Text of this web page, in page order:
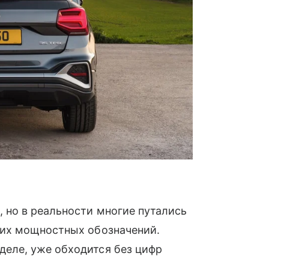
в реальности многие путались
мощностных обозначений.
уже обходится без цифр